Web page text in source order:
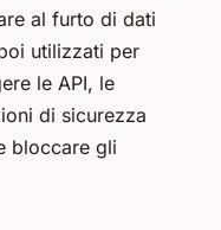
al furto di dati
utilizzati per
le API, le
di sicurezza
bloccare gli